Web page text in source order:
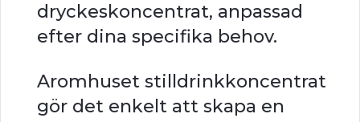
dryckeskoncentrat, anpassad
efter dina specifika behov.
Aromhuset stilldrinkkoncentrat
gör det enkelt att skapa en